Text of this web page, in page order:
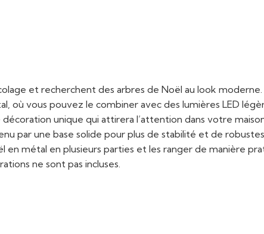
et recherchent des arbres de Noël au look
vous pouvez le combiner avec des lumières LED
unique qui attirera l’attention dans votre
par une base solide pour plus de stabilité et de
métal en plusieurs parties et les ranger de manière
ne sont pas incluses.